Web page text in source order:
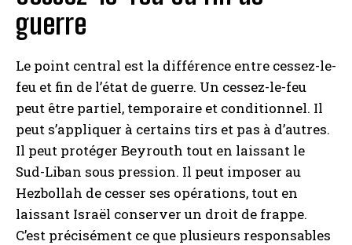
guerre
Le point central est la différence entre cessez-le-
feu et fin de l’état de guerre. Un cessez-le-feu
peut être partiel, temporaire et conditionnel. Il
peut s’appliquer à certains tirs et pas à d’autres.
Il peut protéger Beyrouth tout en laissant le
Sud-Liban sous pression. Il peut imposer au
Hezbollah de cesser ses opérations, tout en
laissant Israël conserver un droit de frappe.
C’est précisément ce que plusieurs responsables